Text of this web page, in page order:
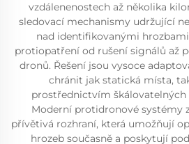
vzdálenenostech až několika
sledovací mechanismy udržující
nad identifikovanými
protiopatření od rušení signálů až
dronů. Řešení jsou vysoce
chránit jak statická místa,
prostřednictvím škálovatelných
Moderní protidronové systémy
přívětivá rozhraní, která umožňují
hrozeb současně a poskytují